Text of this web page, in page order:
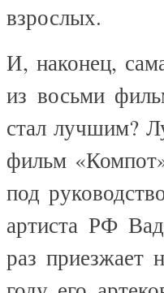
взрослых.
И, наконец,
из восьми
стал лучшим?
фильм
под
артиста РФ
раз